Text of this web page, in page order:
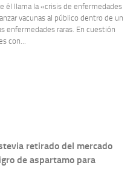
él llama la «crisis de enfermedades
vacunas al público dentro de un
enfermedades raras. En cuestión
con...
retirado del mercado
de aspartamo para